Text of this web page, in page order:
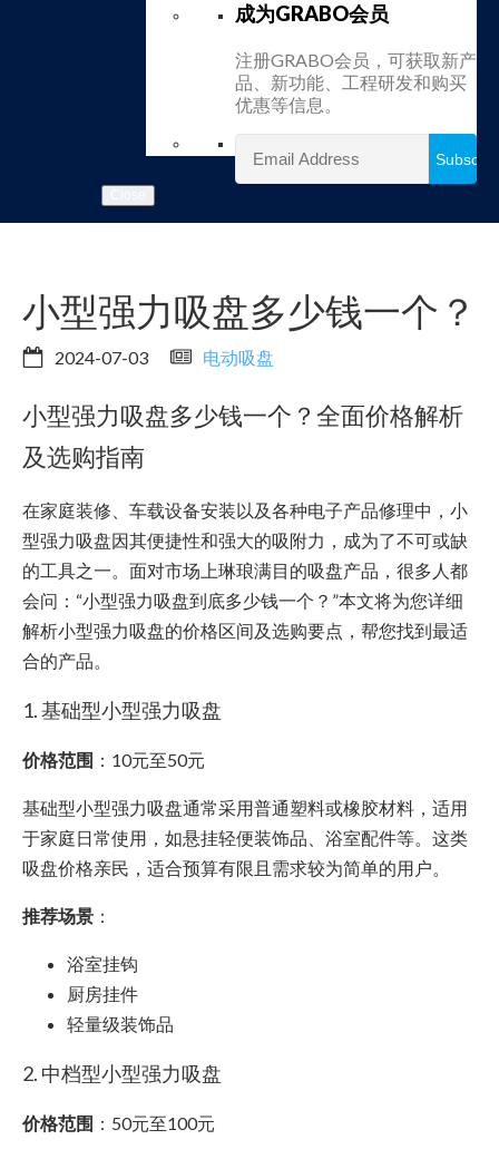
成为GRABO会员
注册GRABO会员，可获取新产
品、新功能、工程研发和购买
优惠等信息。
小型强力吸盘多少钱一个？
2024-07-03 电动吸盘
小型强力吸盘多少钱一个？全面价格解析
及选购指南
在家庭装修、车载设备安装以及各种电子产品修理中，小
型强力吸盘因其便捷性和强大的吸附力，成为了不可或缺
的工具之一。面对市场上琳琅满目的吸盘产品，很多人都
会问：“小型强力吸盘到底多少钱一个？”本文将为您详细
解析小型强力吸盘的价格区间及选购要点，帮您找到最适
合的产品。
1. 基础型小型强力吸盘
价格范围 ：10元至50元
基础型小型强力吸盘通常采用普通塑料或橡胶材料，适用
于家庭日常使用，如悬挂轻便装饰品、浴室配件等。这类
吸盘价格亲民，适合预算有限且需求较为简单的用户。
推荐场景 ：
浴室挂钩
厨房挂件
轻量级装饰品
2. 中档型小型强力吸盘
价格范围 ：50元至100元